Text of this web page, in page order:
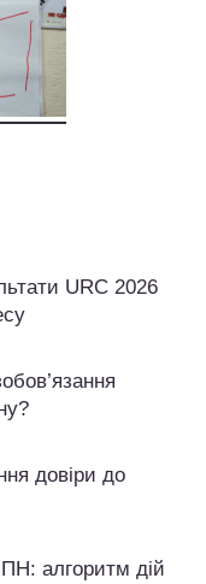
URC 2026
довіри до
алгоритм дій